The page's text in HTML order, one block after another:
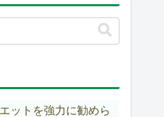
ットを強力に勧めら